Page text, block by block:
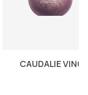
CAUDALIE